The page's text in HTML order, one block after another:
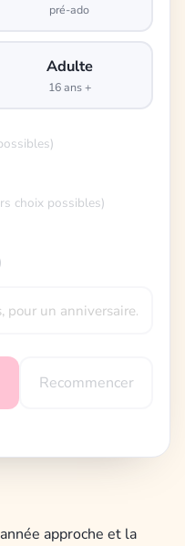
pré-ado
Adulte
16 ans +
choix possibles)
Recommencer
approche et la